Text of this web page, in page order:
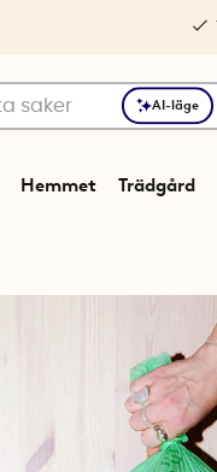
AI-läge
Hemmet Trädgård